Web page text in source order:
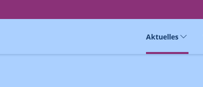
Aktuelles